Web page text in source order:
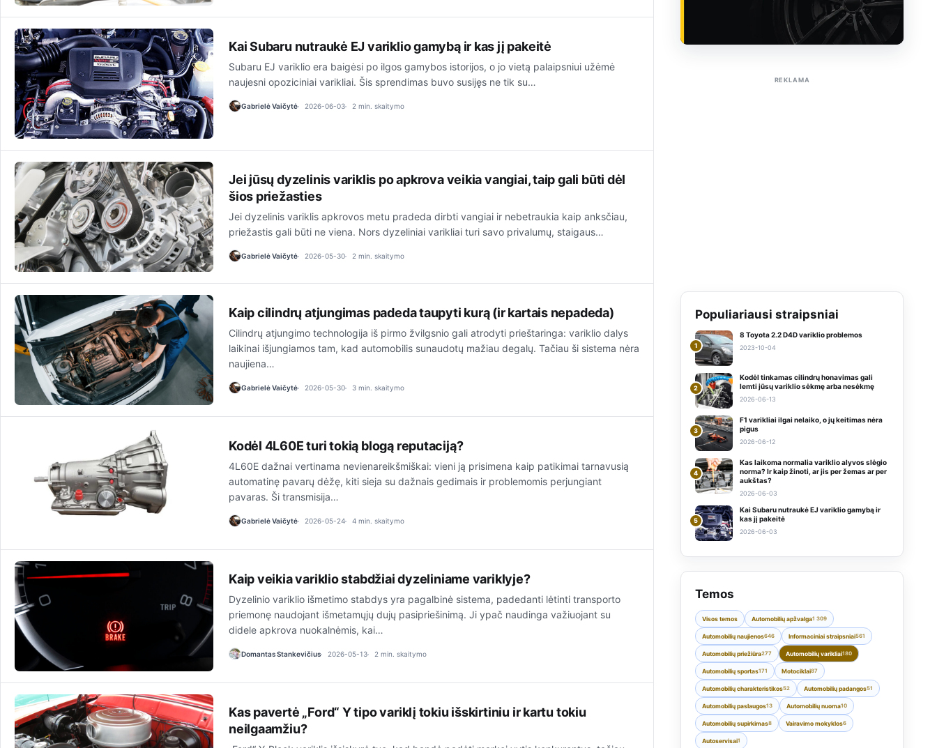
Kai Subaru nutraukė EJ variklio gamybą ir kas jį pakeitė
Subaru EJ variklio era baigėsi po ilgos gamybos istorijos, o jo vietą palaipsniui užėmė
naujesni opoziciniai varikliai. Šis sprendimas buvo susijęs ne tik su…
Gabrielė Vaičytė 2026-06-03 2 min. skaitymo
Jei jūsų dyzelinis variklis po apkrova veikia vangiai, taip gali būti dėl
šios priežasties
Jei dyzelinis variklis apkrovos metu pradeda dirbti vangiai ir nebetraukia kaip anksčiau,
priežastis gali būti ne viena. Nors dyzeliniai varikliai turi savo privalumų, staigaus…
Gabrielė Vaičytė 2026-05-30 2 min. skaitymo
Kaip cilindrų atjungimas padeda taupyti kurą (ir kartais nepadeda)
Cilindrų atjungimo technologija iš pirmo žvilgsnio gali atrodyti prieštaringa: variklio dalys
laikinai išjungiamos tam, kad automobilis sunaudotų mažiau degalų. Tačiau ši sistema nėra
naujiena…
Gabrielė Vaičytė 2026-05-30 3 min. skaitymo
Kodėl 4L60E turi tokią blogą reputaciją?
4L60E dažnai vertinama nevienareikšmiškai: vieni ją prisimena kaip patikimai tarnavusią
automatinę pavarų dėžę, kiti sieja su dažnais gedimais ir problemomis perjungiant
pavaras. Ši transmisija…
Gabrielė Vaičytė 2026-05-24 4 min. skaitymo
Kaip veikia variklio stabdžiai dyzeliniame variklyje?
Dyzelinio variklio išmetimo stabdys yra pagalbinė sistema, padedanti lėtinti transporto
priemonę naudojant išmetamųjų dujų pasipriešinimą. Ji ypač naudinga važiuojant su
didele apkrova nuokalnėmis, kai…
Domantas Stankevičius 2026-05-13 2 min. skaitymo
Kas pavertė „Ford“ Y tipo variklį tokiu išskirtiniu ir kartu tokiu
neilgaamžiu?
REKLAMA
Populiariausi straipsniai
1
8 Toyota 2.2 D4D variklio problemos
2023-10-04
2
Kodėl tinkamas cilindrų honavimas gali
lemti jūsų variklio sėkmę arba nesėkmę
2026-06-13
3
F1 varikliai ilgai nelaiko, o jų keitimas nėra
pigus
2026-06-12
4
Kas laikoma normalia variklio alyvos slėgio
norma? Ir kaip žinoti, ar jis per žemas ar per
aukštas?
2026-06-03
5
Kai Subaru nutraukė EJ variklio gamybą ir
kas jį pakeitė
2026-06-03
Temos
Visos temos Automobilių apžvalga1 309
Automobilių naujienos646 Informaciniai straipsniai561
Automobilių priežiūra277 Automobilių varikliai180
Automobilių sportas171 Motociklai87
Automobilių charakteristikos52 Automobilių padangos51
Automobilių paslaugos13 Automobilių nuoma10
Automobilių supirkimas8 Vairavimo mokyklos6
Autoservisai1